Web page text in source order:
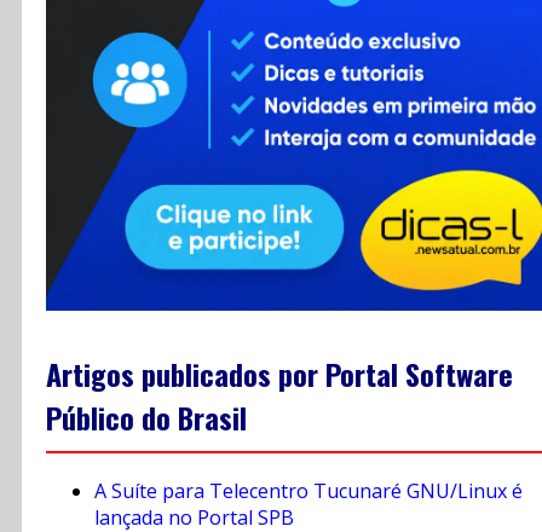
Contato
RSS
Artigos publicados por Portal Software
Público do Brasil
A Suíte para Telecentro Tucunaré GNU/Linux é
lançada no Portal SPB